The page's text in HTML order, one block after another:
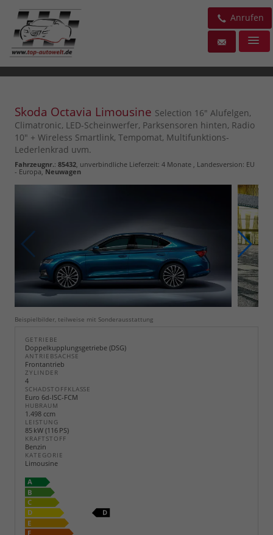
Anrufen
Skoda Octavia Limousine Selection 16" Alufelgen,
Climatronic, LED-Scheinwerfer, Parksensoren hinten, Radio
10" + Wireless Smartlink, Tempomat, Multifunktions-
Lederlenkrad uvm.
Fahrzeugnr.: 85432 , unverbindliche Lieferzeit: 4 Monate , Landesversion: EU
- Europa,Neuwagen
Beispielbilder, teilweise mit Sonderausstattung
GETRIEBE
Doppelkupplungsgetriebe (DSG)
ANTRIEBSACHSE
Frontantrieb
ZYLINDER
4
SCHADSTOFFKLASSE
Euro 6d-ISC-FCM
HUBRAUM
1.498 ccm
LEISTUNG
85 kW (116 PS)
KRAFTSTOFF
Benzin
KATEGORIE
Limousine